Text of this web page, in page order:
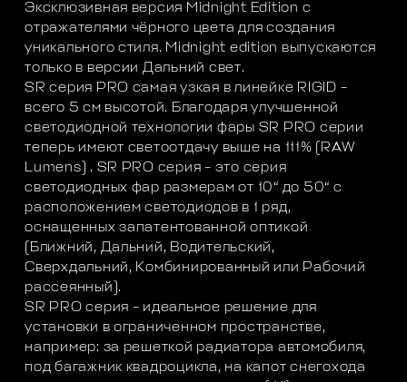
Эксклюзивная версия Midnight Edition с
отражателями чёрного цвета для создания
уникального стиля. Midnight edition выпускаются
только в версии Дальний свет.
SR серия PRO самая узкая в линейке RIGID –
всего 5 см высотой. Благодаря улучшенной
светодиодной технологии фары SR PRO серии
теперь имеют светоотдачу выше на 111% (RAW
Lumens) . SR PRO серия – это серия
светодиодных фар размерам от 10“ до 50“ с
расположением светодиодов в 1 ряд,
оснащенных запатентованной оптикой
(Ближний, Дальний, Водительский,
Сверхдальний, Комбинированный или Рабочий
рассеянный).
SR PRO серия – идеальное решение для
установки в ограниченном пространстве,
например: за решеткой радиатора автомобиля,
под багажник квадроцикла, на капот снегохода